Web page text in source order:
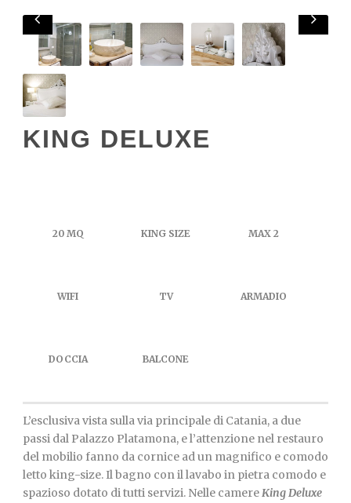
KING DELUXE
20 MQ KING SIZE MAX 2
WIFI TV ARMADIO
DOCCIA BALCONE
L’esclusiva vista sulla via principale di Catania, a due
passi dal Palazzo Platamona, e l’attenzione nel restauro
del mobilio fanno da cornice ad un magnifico e comodo
letto king-size. Il bagno con il lavabo in pietra comodo e
spazioso dotato di tutti servizi. Nelle camereKing Deluxe